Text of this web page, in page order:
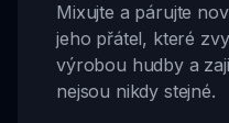
Mixujte a párujte
jeho přátel, které
výrobou hudby a
nejsou nikdy stejné.